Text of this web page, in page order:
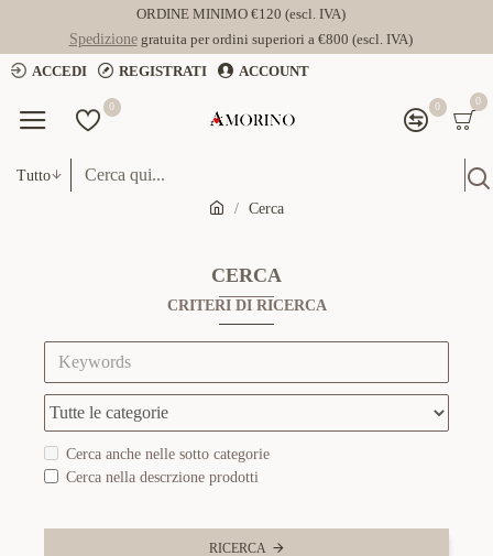
ORDINE MINIMO €120 (escl. IVA)
Spedizionegratuita per ordini superiori a €800 (escl. IVA)
ACCEDI
REGISTRATI ACCOUNT
0 0 0
Tutto
Cerca
CERCA
CRITERI DI RICERCA
Cerca anche nelle sotto categorie
Cerca nella descrzione prodotti
RICERCA